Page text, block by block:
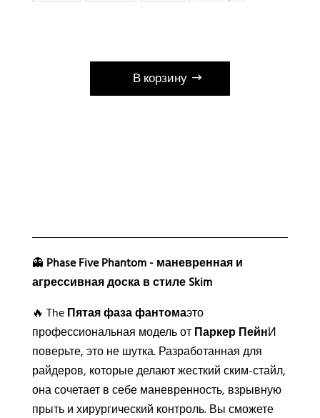
В корзину
а
т
и
а
:
👻 Phase Five Phantom - маневренная и
агрессивная доска в стиле Skim
🔥 The Пятая фаза фантомаэто
профессиональная модель от Паркер ПейнИ
поверьте, это не шутка. Разработанная для
райдеров, которые делают жесткий ским-стайл,
она сочетает в себе маневренность, взрывную
прыть и хирургический контроль. Вы сможете